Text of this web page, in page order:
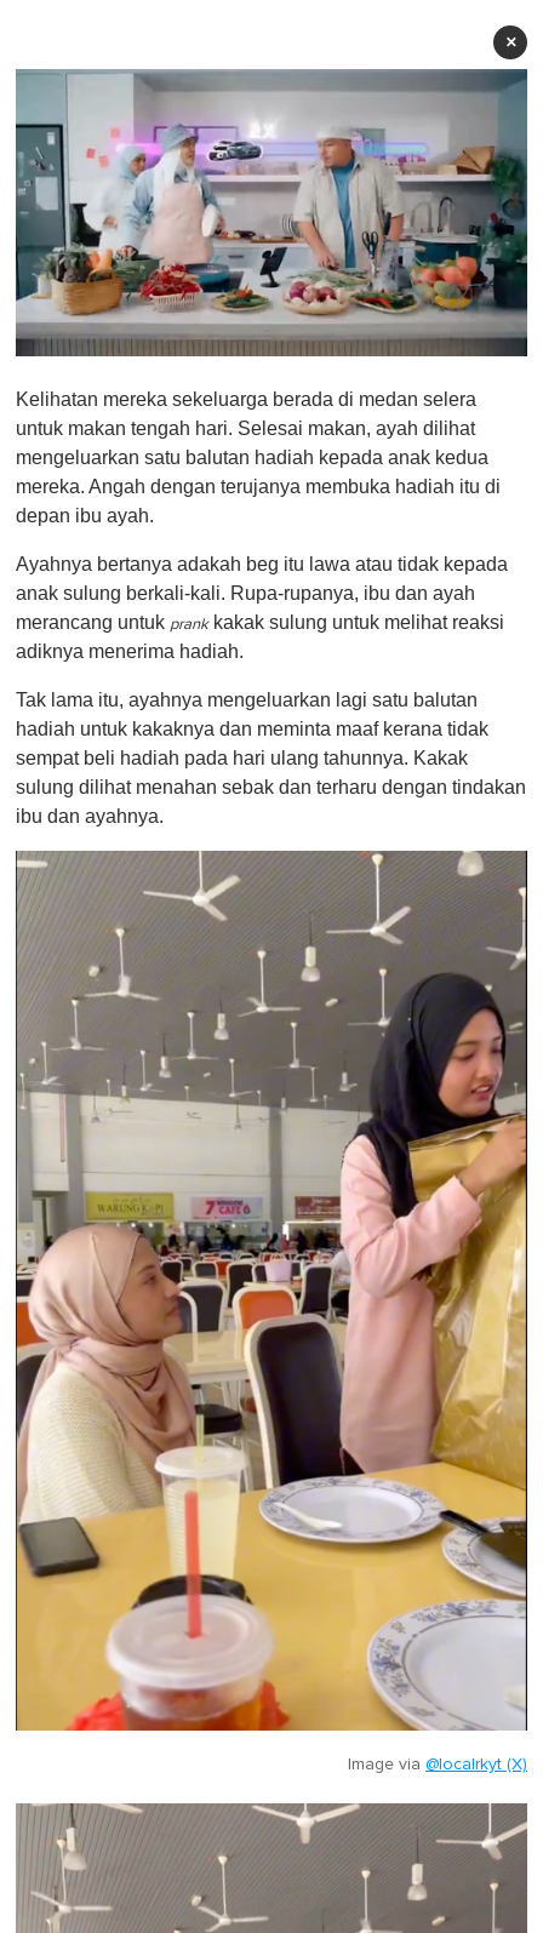
×
f
1
i
n
t
Kelihatan mereka sekeluarga berada di medan selera
untuk makan tengah hari. Selesai makan, ayah dilihat
mengeluarkan satu balutan hadiah kepada anak kedua
mereka. Angah dengan terujanya membuka hadiah itu di
depan ibu ayah.
Ayahnya bertanya adakah beg itu lawa atau tidak kepada
anak sulung berkali-kali. Rupa-rupanya, ibu dan ayah
merancang untuk prankkakak sulung untuk melihat reaksi
adiknya menerima hadiah.
Tak lama itu, ayahnya mengeluarkan lagi satu balutan
hadiah untuk kakaknya dan meminta maaf kerana tidak
sempat beli hadiah pada hari ulang tahunnya. Kakak
sulung dilihat menahan sebak dan terharu dengan tindakan
ibu dan ayahnya.
Image via @localrkyt (X)